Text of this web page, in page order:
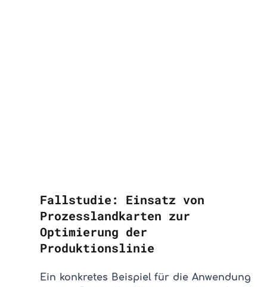
Fallstudie: Einsatz von
Prozesslandkarten zur
Optimierung der
Produktionslinie
Ein konkretes Beispiel für die Anwendung